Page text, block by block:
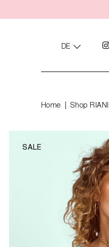
Zur
DE
Home Shop RIANI
SALE